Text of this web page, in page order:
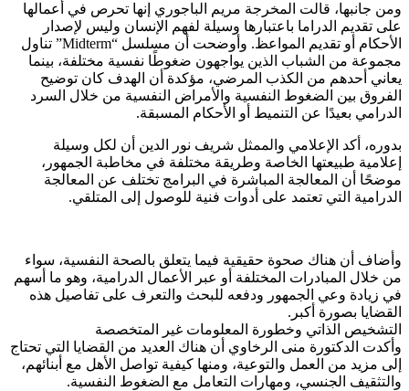
ومن جانبها، قالت المخرجة مريم الباجوري إنها تحرص في أعمالها
على تقديم الدراما باعتبارها وسيلة لفهم الإنسان وليس لإصدار
الأحكام أو تقديم المواعظ. وأوضحت أن مسلسل “Midterm” تناول
مجموعة من الشباب الذين يواجهون ضغوطًا نفسية مختلفة، بينما
يعاني أحدهم من الكذب المرضي، مؤكدة أن الهدف كان توضيح
الفروق بين الضغوط النفسية والأمراض النفسية من خلال السرد
الدرامي بعيدًا عن التنميط أو الأحكام المسبقة.
بدوره، أكد الإعلامي والممثل شريف نور الدين أن لكل وسيلة
إعلامية طبيعتها الخاصة وطريقة مختلفة في مخاطبة الجمهور،
موضحًا أن المعالجة المباشرة في البرامج تختلف عن المعالجة
الدرامية التي تعتمد على أدوات فنية للوصول إلى المتلقي.
وأضاف أن هناك صحوة حقيقية فيما يتعلق بالصحة النفسية، سواء
من خلال المبادرات المختلفة أو عبر الأعمال الدرامية، وهو ما أسهم
في زيادة وعي الجمهور ودفعه للبحث والتعرف على تفاصيل هذه
القضايا بصورة أكبر.
التشخيص الذاتي وخطورة المعلومات غير المتخصصة
وأكدت الدكتورة منى الرخاوي أن هناك العديد من القضايا التي تحتاج
إلى مزيد من العمل والتوعية، ومنها كيفية تواصل الأهل مع أبنائهم،
والتثقيف الجنسي، ومهارات التعامل مع الضغوط النفسية.